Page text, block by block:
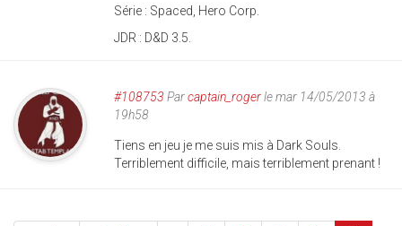
Série : Spaced, Hero Corp.
JDR : D&D 3.5.
#108753 Parcaptain_rogerle mar 14/05/2013 à
19h58
Tiens en jeu je me suis mis à Dark Souls.
Terriblement difficile, mais terriblement prenant !